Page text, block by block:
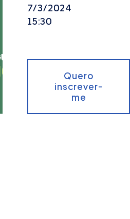
7/3/2024
15:30
Quero
inscrever-
me